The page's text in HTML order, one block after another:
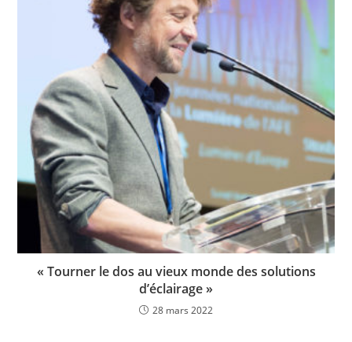
« Tourner le dos au vieux monde des solutions
d’éclairage »
28 mars 2022